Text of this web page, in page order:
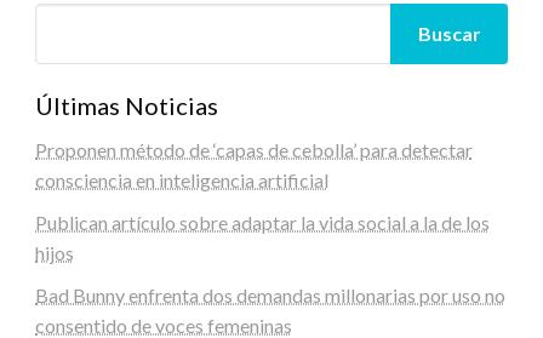
Buscar
Últimas Noticias
Proponen método de ‘capas de cebolla’ para detectar
consciencia en inteligencia artificial
Publican artículo sobre adaptar la vida social a la de los
hijos
Bad Bunny enfrenta dos demandas millonarias por uso no
consentido de voces femeninas